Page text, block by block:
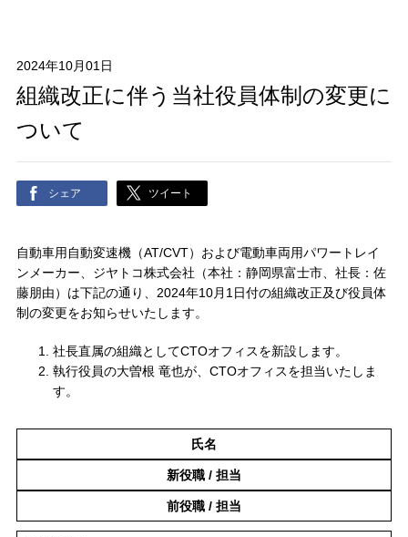
2024年10月01日
組織改正に伴う当社役員体制の変更に
ついて
シェア ツイート
自動車用自動変速機（AT/CVT）および電動車両用パワートレイ
ンメーカー、ジヤトコ株式会社（本社：静岡県富士市、社長：佐
藤朋由）は下記の通り、2024年10月1日付の組織改正及び役員体
制の変更をお知らせいたします。
社長直属の組織としてCTOオフィスを新設します。
執行役員の大曽根 竜也が、CTOオフィスを担当いたしま
す。
氏名
新役職 / 担当
前役職 / 担当